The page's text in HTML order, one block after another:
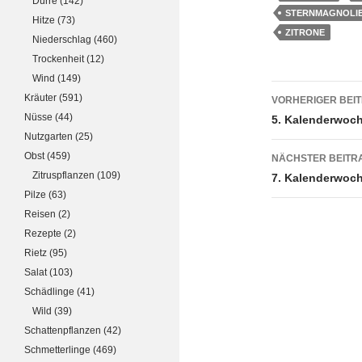
ZITRONE
VORHERIGER
5.
NÄCHSTER
7.
Hitze (73)
Niederschlag (460)
Trockenheit(12)
Wind (149)
Kräuter (591)
Nüsse (44)
Nutzgarten (25)
Obst(459)
Zitruspflanzen (109)
Pilze (63)
Reisen (2)
Rezepte (2)
Rietz (95)
Salat(103)
Schädlinge (41)
Wild (39)
Schattenpflanzen (42)
Schmetterlinge (469)